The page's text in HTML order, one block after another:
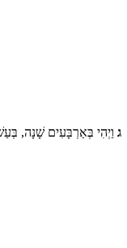
ג וַיְהִי בְּאַרְבָּעִים שָׁנָה,